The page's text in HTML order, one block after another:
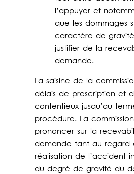
l’appuyer et
que les dommages
caractère de
justifier de la
demande.
La saisine de la
délais de prescription et
contentieux jusqu’au
procédure. La
prononcer sur la
demande tant au regard
réalisation de l’accident
du degré de gravité du